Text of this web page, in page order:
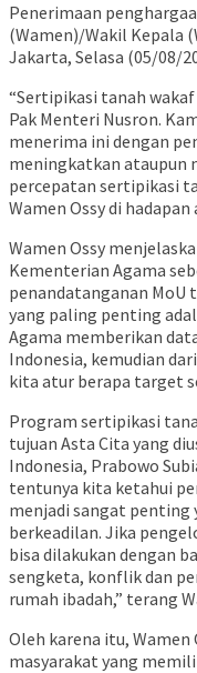
Penerimaan
(Wamen)/Wakil Kepala
Jakarta, Selasa (05/08/
“Sertipikasi tanah
Pak Menteri Nusron.
menerima ini dengan
meningkatkan ataupun
percepatan sertipikasi
Wamen Ossy di
Wamen Ossy
Kementerian Agama
penandatanganan MoU
yang paling penting
Agama memberikan
Indonesia, kemudian
kita atur berapa target
Program sertipikasi
tujuan Asta Cita yang
Indonesia, Prabowo
tentunya kita ketahui
menjadi sangat penting
berkeadilan. Jika
bisa dilakukan dengan
sengketa, konflik dan
rumah ibadah,” terang
Oleh karena itu, Wamen
masyarakat yang